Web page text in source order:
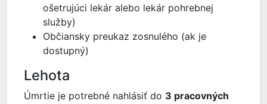
ošetrujúci lekár alebo lekár pohrebnej
služby)
Občiansky preukaz zosnulého (ak je
dostupný)
Lehota
Úmrtie je potrebné nahlásiť do 3 pracovných